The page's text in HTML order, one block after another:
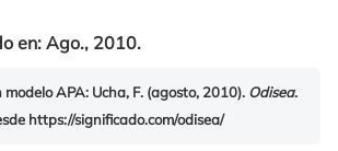
en: Ago., 2010.
APA: Ucha, F. (agosto, 2010). Odisea.
https://significado.com/odisea/